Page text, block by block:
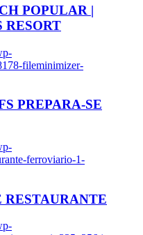
POPULAR |
RESORT
fileminimizer-
PREPARA-SE
ferroviario-1-